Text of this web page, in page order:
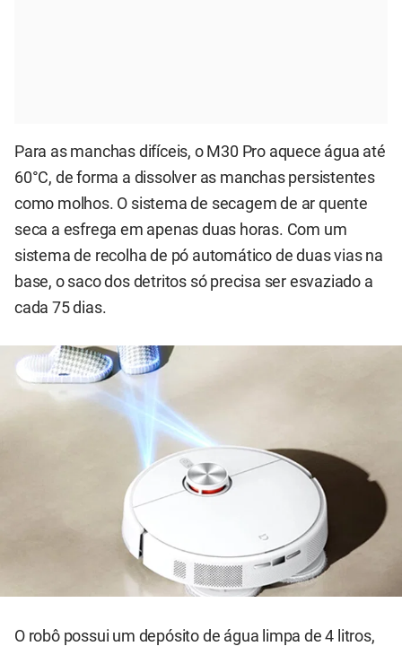
Para as manchas difíceis, o M30 Pro aquece água até
60°C, de forma a dissolver as manchas persistentes
como molhos. O sistema de secagem de ar quente
seca a esfrega em apenas duas horas. Com um
sistema de recolha de pó automático de duas vias na
base, o saco dos detritos só precisa ser esvaziado a
cada 75 dias.
O robô possui um depósito de água limpa de 4 litros,